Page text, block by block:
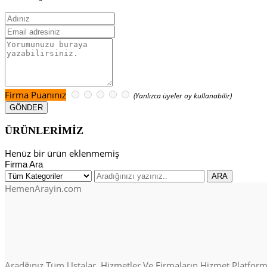
Firma Puanınız (Yanlızca üyeler oy kullanabilir)
ÜRÜNLERİMİZ
Henüz bir ürün eklenmemiş
Firma Ara
HemenArayin.com